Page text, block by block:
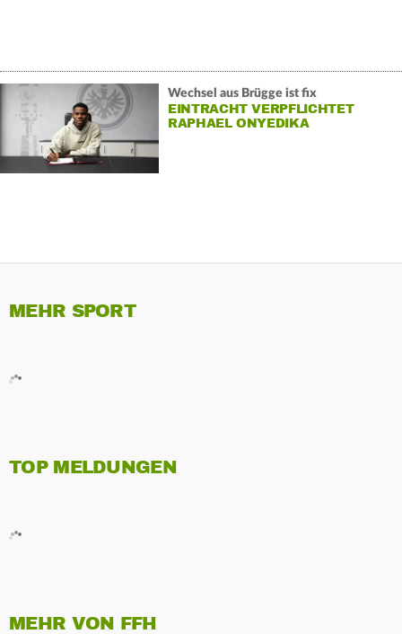
Wechsel aus Brügge ist fix
EINTRACHT VERPFLICHTET
RAPHAEL ONYEDIKA
MEHR SPORT
TOP MELDUNGEN
MEHR VON FFH